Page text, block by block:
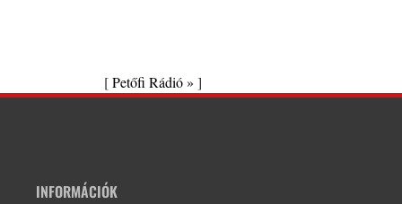
[Petőfi Rádió » ]
INFORMÁCIÓK